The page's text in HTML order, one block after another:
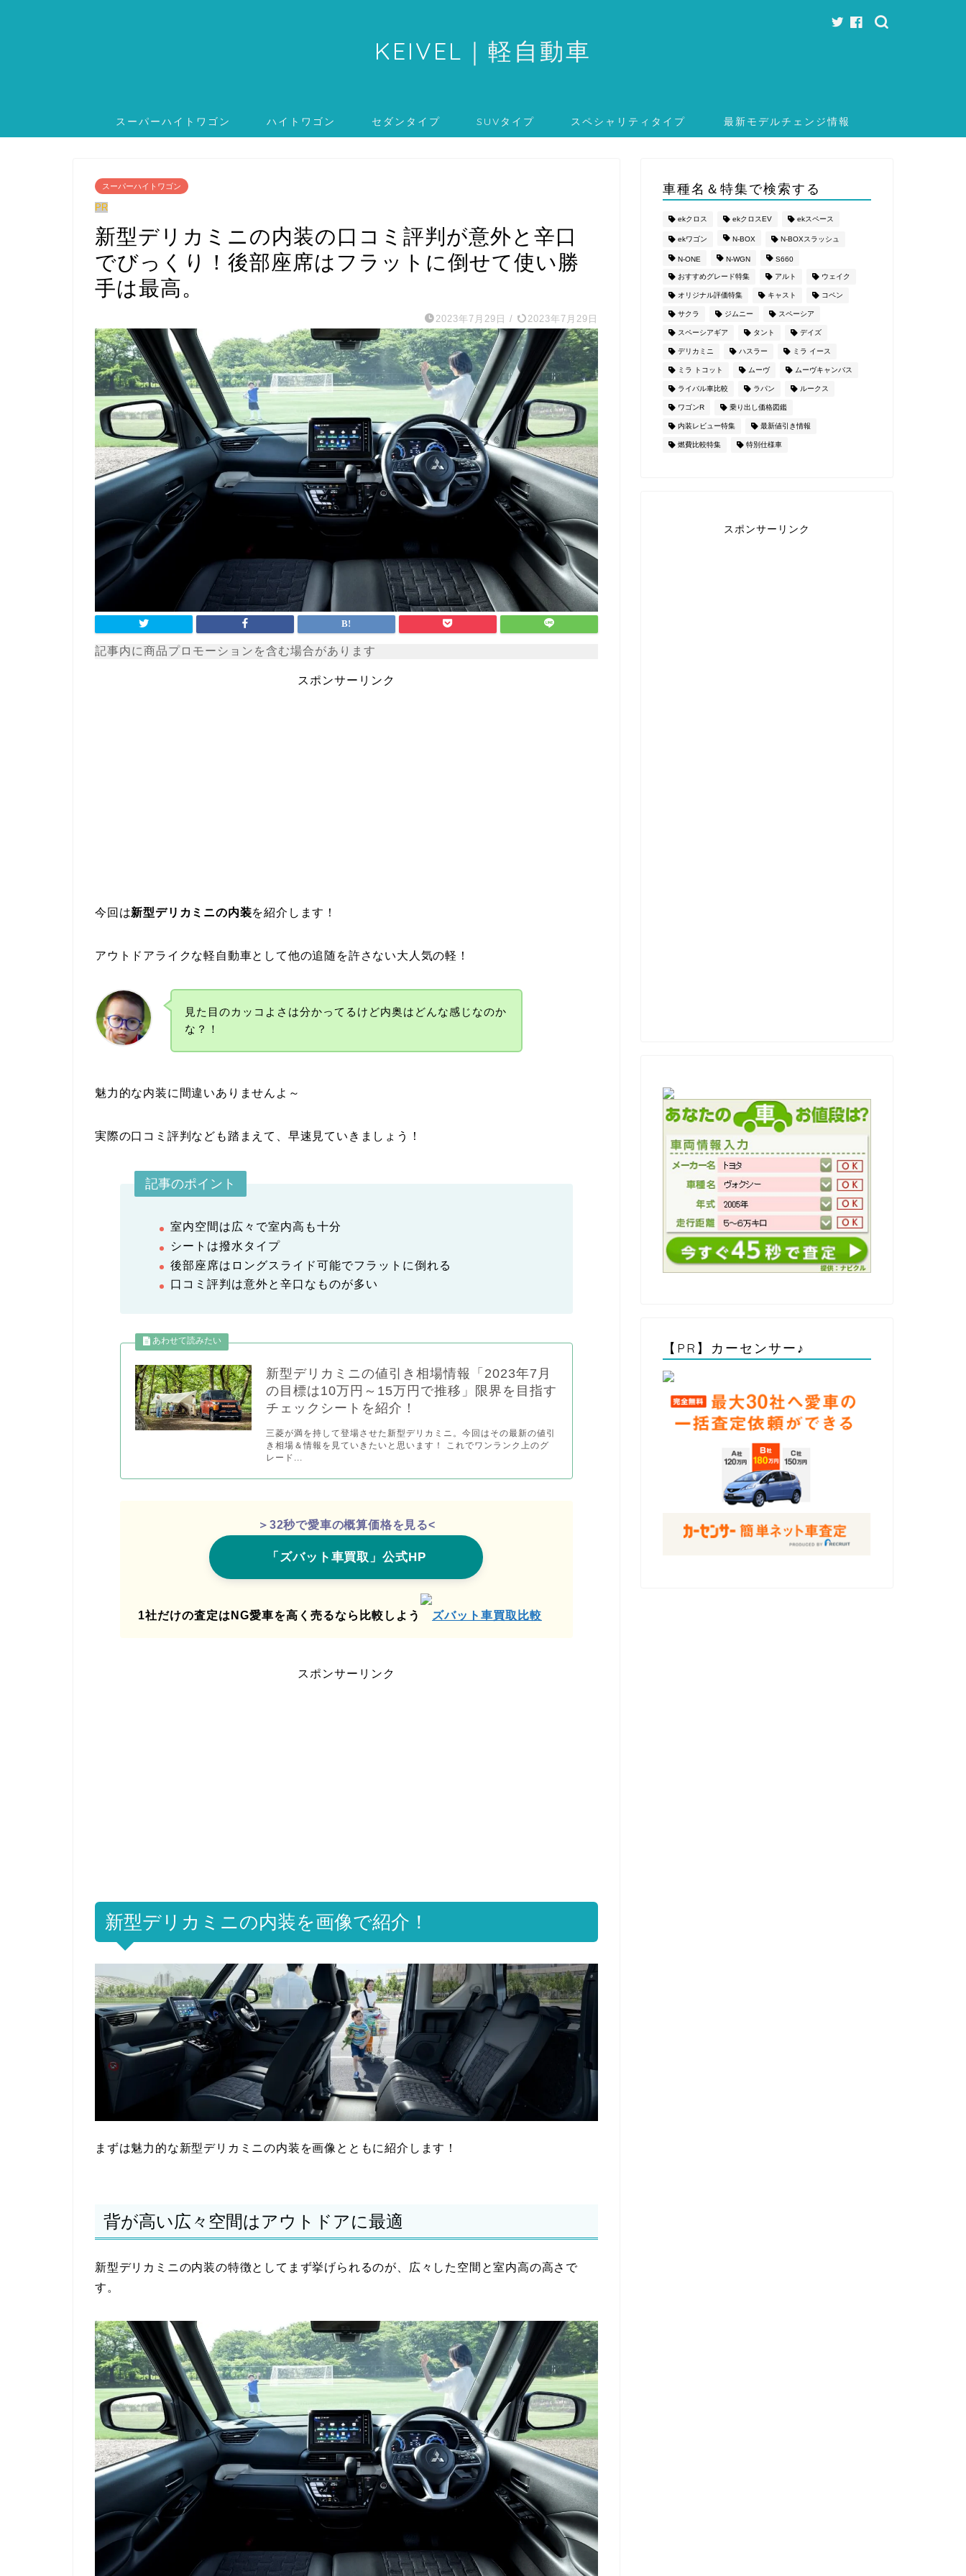
KEIVEL ｜軽自動車
スーパーハイトワゴン ハイトワゴン セダンタイプ SUVタイプ スペシャリティタイプ 最新モデルチェンジ情報
スーパーハイトワゴン
PR
新型デリカミニの内装の口コミ評判が意外と辛口
でびっくり！後部座席はフラットに倒せて使い勝
手は最高。
2023年7月29日 / 2023年7月29日
記事内に商品プロモーションを含む場合があります
スポンサーリンク
今回は新型デリカミニの内装を紹介します！
アウトドアライクな軽自動車として他の追随を許さない大人気の軽！
見た目のカッコよさは分かってるけど内奥はどんな感じなのか
な？！
魅力的な内装に間違いありませんよ～
実際の口コミ評判なども踏まえて、早速見ていきましょう！
記事のポイント
室内空間は広々で室内高も十分
シートは撥水タイプ
後部座席はロングスライド可能でフラットに倒れる
口コミ評判は意外と辛口なものが多い
新型デリカミニの値引き相場情報「2023年7月
の目標は10万円～15万円で推移」限界を目指す
チェックシートを紹介！
三菱が満を持して登場させた新型デリカミニ。今回はその最新の値引
き相場＆情報を見ていきたいと思います！ これでワンランク上のグ
レード...
＞32秒で愛車の概算価格を見る<
「ズバット車買取」公式HP
1社だけの査定はNG愛車を高く売るなら比較しよう ズバット車買取比較
スポンサーリンク
新型デリカミニの内装を画像で紹介！
まずは魅力的な新型デリカミニの内装を画像とともに紹介します！
背が高い広々空間はアウトドアに最適
新型デリカミニの内装の特徴としてまず挙げられるのが、広々した空間と室内高の高さで
す。
車種名＆特集で検索する
ekクロス ekクロスEV ekスペース
ekワゴン N-BOX N-BOXスラッシュ
N-ONE N-WGN S660
おすすめグレード特集 アルト ウェイク
オリジナル評価特集 キャスト コペン
サクラ ジムニー スペーシア
スペーシアギア タント デイズ
デリカミニ ハスラー ミラ イース
ミラ トコット ムーヴ ムーヴキャンバス
ライバル車比較 ラパン ルークス
ワゴンR 乗り出し価格図鑑
内装レビュー特集 最新値引き情報
燃費比較特集 特別仕様車
スポンサーリンク
【PR】カーセンサー♪